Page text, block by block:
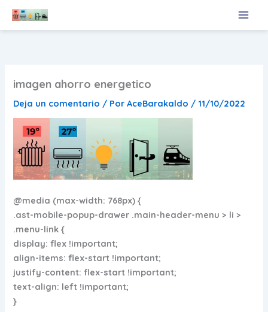
imagen ahorro energetico
Deja un comentario / PorAceBarakaldo /11/10/2022
@media (max-width: 768px) {
.ast-mobile-popup-drawer .main-header-menu > li >
.menu-link {
display: flex !important;
align-items: flex-start !important;
justify-content: flex-start !important;
text-align: left !important;
}